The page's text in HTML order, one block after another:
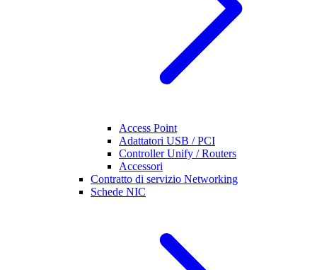
Access Point
Adattatori USB / PCI
Controller Unify / Routers
Accessori
Contratto di servizio Networking
Schede NIC